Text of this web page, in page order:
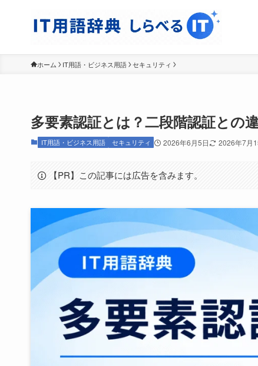
ホーム IT用語・ビジネス用語 セキュリティ
多要素認証とは？二段階認証との
IT用語・ビジネス用語 セキュリティ 2026年6月5日 2026年7月
【PR】この記事には広告を含みます。